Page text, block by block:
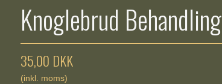
Knoglebrud Behandling
35,00 DKK
(inkl. moms)